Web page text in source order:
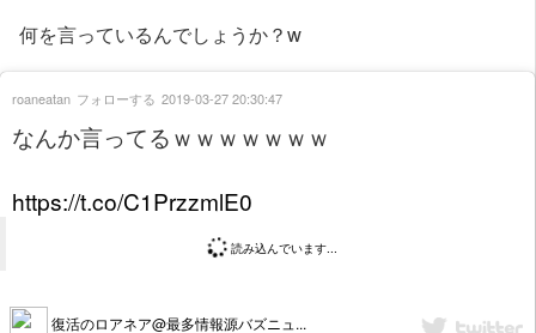
何を言っているんでしょうか？w
なんか言ってるｗｗｗｗｗｗｗ
https://t.co/C1PrzzmlE0
読み込んでいます...
復活のロアネア@最多情報源バズニュ...
roaneatan フォローする 2019-03-27 20:30:47